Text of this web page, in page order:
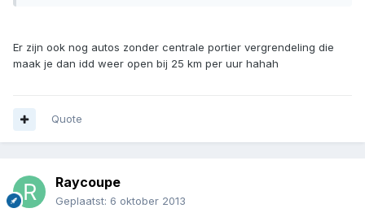
Er zijn ook nog autos zonder centrale portier vergrendeling die
maak je dan idd weer open bij 25 km per uur hahah
Quote
Raycoupe
Geplaatst: 6 oktober 2013